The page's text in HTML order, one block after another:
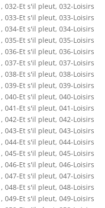
, 032-Et s'il pleut, 032-Loisirs
, 033-Et s'il pleut, 033-Loisirs
, 034-Et s'il pleut, 034-Loisirs
, 035-Et s'il pleut, 035-Loisirs
, 036-Et s'il pleut, 036-Loisirs
, 037-Et s'il pleut, 037-Loisirs
, 038-Et s'il pleut, 038-Loisirs
, 039-Et s'il pleut, 039-Loisirs
, 040-Et s'il pleut, 040-Loisirs
, 041-Et s'il pleut, 041-Loisirs
, 042-Et s'il pleut, 042-Loisirs
, 043-Et s'il pleut, 043-Loisirs
, 044-Et s'il pleut, 044-Loisirs
, 045-Et s'il pleut, 045-Loisirs
, 046-Et s'il pleut, 046-Loisirs
, 047-Et s'il pleut, 047-Loisirs
, 048-Et s'il pleut, 048-Loisirs
, 049-Et s'il pleut, 049-Loisirs